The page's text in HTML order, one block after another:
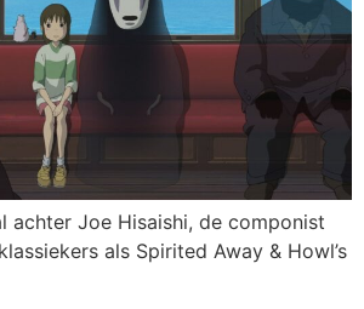
achter Joe Hisaishi, de componist
als Spirited Away & Howl’s